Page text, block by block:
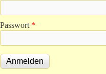
Passwort *